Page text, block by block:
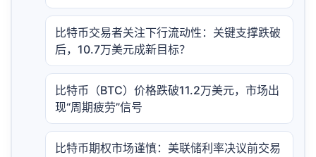
比特币交易者关注下行流动性：关键支撑跌破
后，10.7万美元成新目标？
比特币（BTC）价格跌破11.2万美元，市场出
现“周期疲劳”信号
比特币期权市场谨慎：美联储利率决议前交易